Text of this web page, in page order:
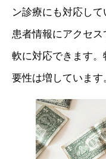
ン診療にも対応し
患者情報にアクセ
軟に対応できます
要性は増しています